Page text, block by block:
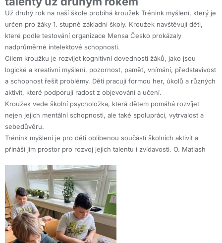
Už druhý rok na naší škole probíhá kroužek Trénink myšlení, který je
určen pro žáky 1. stupně základní školy. Kroužek navštěvují děti,
které podle testování organizace Mensa Česko prokázaly
nadprůměrné intelektové schopnosti.
Cílem kroužku je rozvíjet kognitivní dovednosti žáků, jako jsou
logické a kreativní myšlení, pozornost, paměť, vnímání, představivost
a schopnost řešit problémy. Děti pracují formou her, úkolů a různých
aktivit, které podporují radost z objevování a učení.
Kroužek vede školní psycholožka, která dětem pomáhá rozvíjet
nejen jejich mentální schopnosti, ale také spolupráci, vytrvalost a
sebedůvěru.
Trénink myšlení je pro děti oblíbenou součástí školních aktivit a
přináší jim prostor pro rozvoj jejich talentu i zvídavosti. O. Matiash